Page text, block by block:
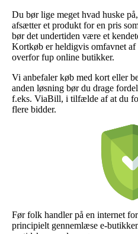
Du bør lige meget hvad huske
afsætter et produkt for en pris
bør det undertiden være et
Kortkøb er heldigvis omfavnet
overfor fup online butikker.
Vi anbefaler køb med kort eller
anden løsning bør du drage
f.eks. ViaBill, i tilfælde af at du
flere bidder.
Før folk handler på en internet
principielt gennemlæse e-